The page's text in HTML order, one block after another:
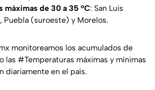
máximas de 30 a 35 °C: San Luis
Puebla (suroeste) y Morelos.
monitoreamos los acumulados de
las #Temperaturas máximas y mínimas
diariamente en el país.